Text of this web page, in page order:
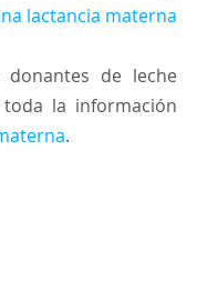
lactancia materna
de leche
la información
.